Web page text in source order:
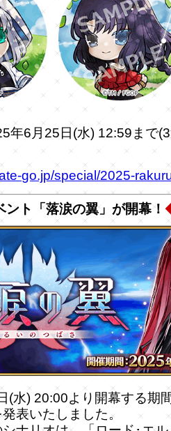
年6月25日(水) 12:59まで
go.jp/special/2025-
ント「落涙の翼」が開幕！
(水) 20:00より開幕する期
表いたしました。